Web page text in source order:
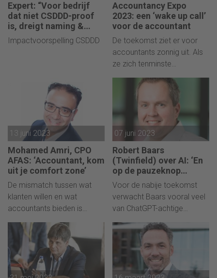
Expert: “Voor bedrijf
dat niet CSDDD-proof
is, dreigt naming &
shaming”
Impactvoorspelling CSDDD
Accountancy Expo
2023: een ‘wake up call’
voor de accountant
De toekomst ziet er voor
accountants zonnig uit. Als
ze zich tenminste
aanpassen.
13 juni 2023
Mohamed Amri, CPO
AFAS: ‘Accountant, kom
uit je comfort zone’
De mismatch tussen wat
klanten willen en wat
accountants bieden is
makkelijk te verhelpen.
07 juni 2023
Robert Baars
(Twinfield) over AI: ‘En
op de pauzeknop
drukken is niet
mogelijk’
Voor de nabije toekomst
verwacht Baars vooral veel
van ChatGPT-achtige
software voor de
accountancy.